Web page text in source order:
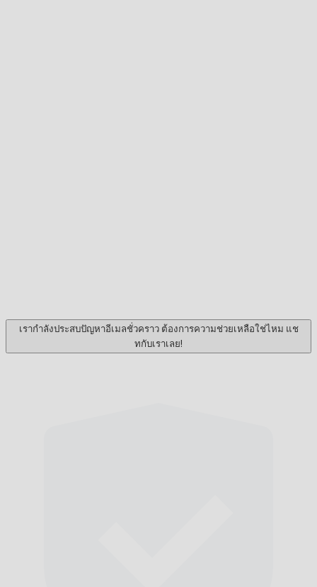
เรากำลังประสบปัญหาอีเมลชั่วคราว ต้องการความช่วยเหลือใช่ไหม แช
ทกับเราเลย!